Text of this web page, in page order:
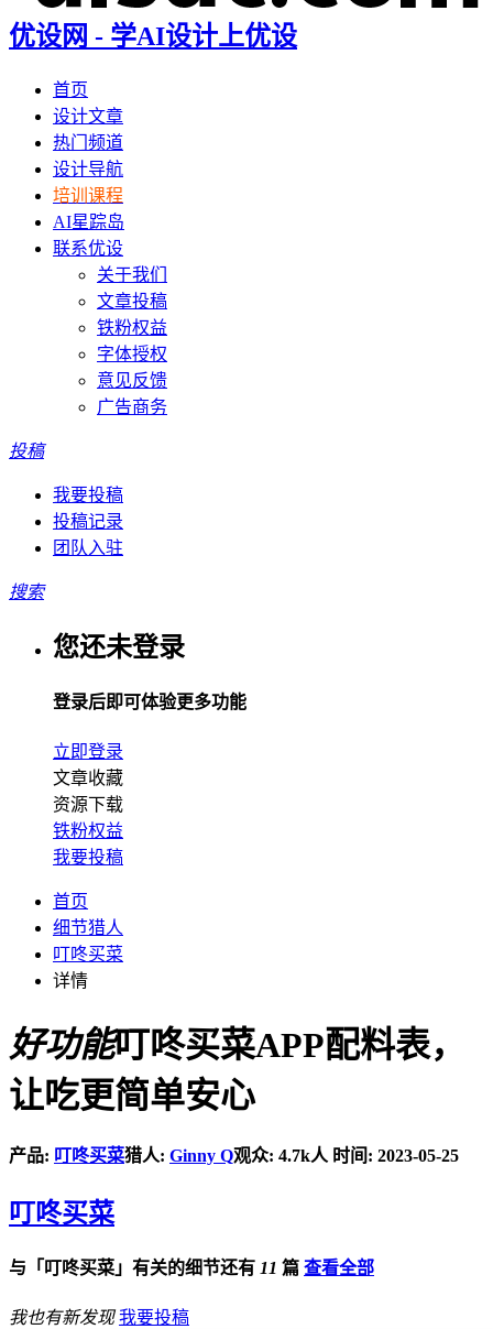
优设网 - 学AI设计上优设
首页
设计文章
热门频道
设计导航
培训课程
AI星踪岛
联系优设
关于我们
文章投稿
铁粉权益
字体授权
意见反馈
广告商务
投稿
我要投稿
投稿记录
团队入驻
搜索
您还未登录
登录后即可体验更多功能
立即登录
文章收藏
资源下载
铁粉权益
我要投稿
首页
细节猎人
叮咚买菜
详情
好功能叮咚买菜APP配料表，
让吃更简单安心
产品: 叮咚买菜猎人: Ginny Q观众: 4.7k人 时间: 2023-05-25
叮咚买菜
与「叮咚买菜」有关的细节还有 11 篇 查看全部
我也有新发现 我要投稿